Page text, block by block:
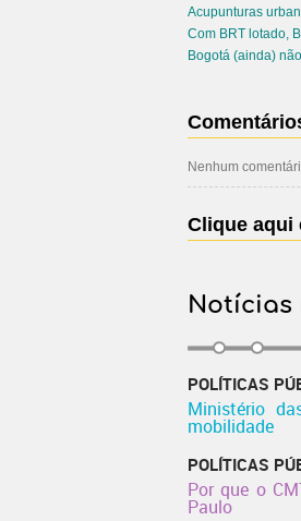
Acupunturas
Com BRT lotado,
Bogotá (ainda)
Nenhum
Clique aqui
Notícias
POLÍTICAS
Ministério
mobilidade
POLÍTICAS
Por que o
Paulo